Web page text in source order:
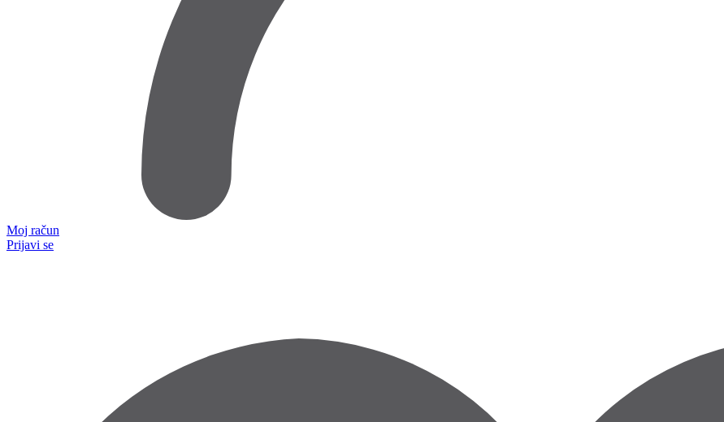
Moj račun
Prijavi se